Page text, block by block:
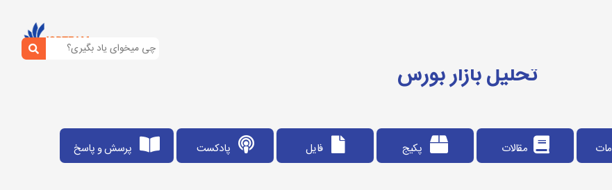
تحلیل بازار بورس
مقالات پکیج فایل پادکست پرسش و پاسخ